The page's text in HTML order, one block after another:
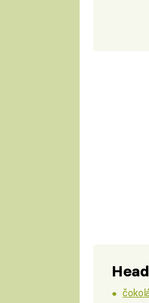
Head